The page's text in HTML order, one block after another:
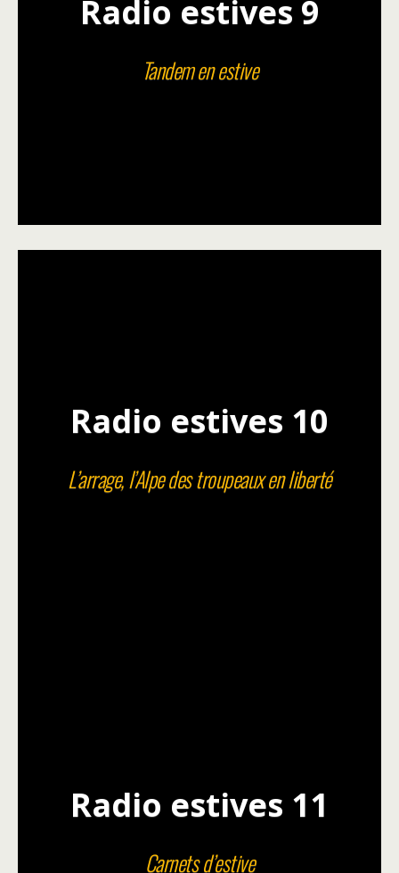
Radio estives 9
Tandem en estive
Radio estives 10
L’arrage, l’Alpe des troupeaux en liberté
Radio estives 11
Carnets d’estive